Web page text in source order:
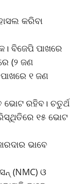
କରିବା
ବିଜେପି ପାଖରେ
(୨ ଜଣ
୧ ଜଣ
ରହିବ। ଚତୁର୍ଥ
୧୫ ଭୋଟ
ଭାବେ
(NMC) ଓ